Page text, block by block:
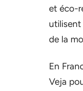
et éco-
utilisent
de la
En
Veja